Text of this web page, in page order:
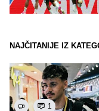
NAJČITANIJE IZ
1